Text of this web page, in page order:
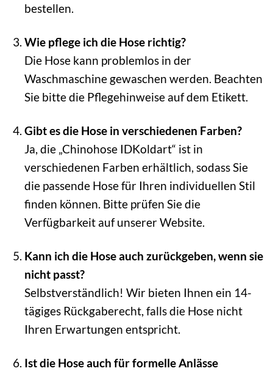
bestellen.
Wie pflege ich die Hose richtig?
Die Hose kann problemlos in der
Waschmaschine gewaschen werden. Beachten
Sie bitte die Pflegehinweise auf dem Etikett.
Gibt es die Hose in verschiedenen Farben?
Ja, die „Chinohose IDKoldart“ ist in
verschiedenen Farben erhältlich, sodass Sie
die passende Hose für Ihren individuellen Stil
finden können. Bitte prüfen Sie die
Verfügbarkeit auf unserer Website.
Kann ich die Hose auch zurückgeben, wenn sie
nicht passt?
Selbstverständlich! Wir bieten Ihnen ein 14-
tägiges Rückgaberecht, falls die Hose nicht
Ihren Erwartungen entspricht.
Ist die Hose auch für formelle Anlässe